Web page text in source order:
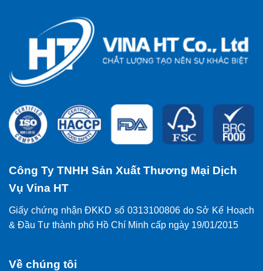
Công Ty TNHH Sản Xuất Thương Mại Dịch
Vụ Vina HT
Giấy chứng nhận ĐKKD số 0313100806 do Sở Kế Hoạch
& Đầu Tư thành phố Hồ Chí Minh cấp ngày 19/01/2015
Về chúng tôi